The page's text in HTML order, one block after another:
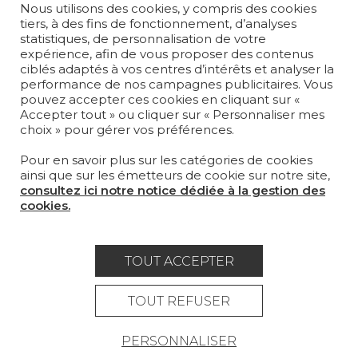
PAPIERS PEINTS
TAPIS ET MOQUETTES
MOBILIER
PROJETS
SUR-MESURE
MAGAZINE
LA MAISON
Nous utilisons des cookies, y compris des cookies
tiers, à des fins de fonctionnement, d’analyses
statistiques, de personnalisation de votre
expérience, afin de vous proposer des contenus
ciblés adaptés à vos centres d’intérêts et analyser la
performance de nos campagnes publicitaires. Vous
pouvez accepter ces cookies en cliquant sur «
Accepter tout » ou cliquer sur « Personnaliser mes
choix » pour gérer vos préférences.
Pour en savoir plus sur les catégories de cookies
ainsi que sur les émetteurs de cookie sur notre site,
consultez ici notre notice dédiée à la gestion des
cookies.
TOUT ACCEPTER
TOUT REFUSER
PERSONNALISER